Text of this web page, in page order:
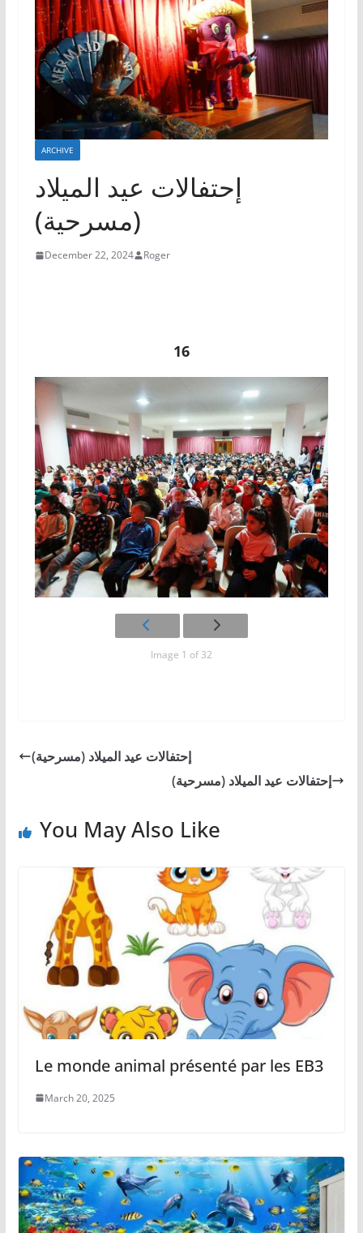
ARCHIVE
إحتفالات عيد الميلاد
(مسرحية)
December 22, 2024 Roger
16
Image 1 of 32
إحتفالات عيد الميلاد (مسرحية)
إحتفالات عيد الميلاد (مسرحية)
You May Also Like
Le monde animal présenté par les EB3
March 20, 2025